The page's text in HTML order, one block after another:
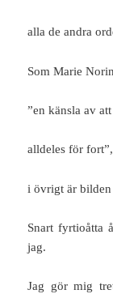
alla de andra
Som Marie
”en känsla av
alldeles för fort”,
i övrigt är
Snart fyrtioåtta
jag.
Jag gör mig